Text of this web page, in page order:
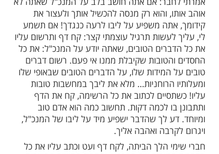
פירש פסוק זה: "כמו שהמים מראים את פני
שמראהו לְמים: אם יעקם פניו גם המים יראו
האדם לאדם: אם ליבו טוב לאותו אדם, הוא
עימו, אף שאינו ידוע ליבו של אדם". כשאתה
מחשבה טובה, באותו רגע ממש, גם ליבו
לחשוב עליך דברים טובים ומתחיל
ממש.
כותב: 'ולהיפך, מי שחושב מחשבות רעות בליבו,
מחשבות ליבו, ואף שאין יודע אדם מה
אותו!'. זה רמוז בפסוק: "ואיש מזימות יִשָנֵּא